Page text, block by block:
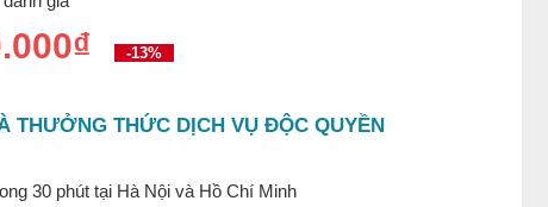
-13%
THƯỞNG THỨC DỊCH VỤ ĐỘC QUYỀN
30 phút tại Hà Nội và Hồ Chí Minh